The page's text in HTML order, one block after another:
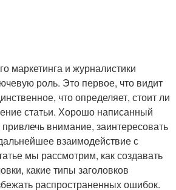
маркетинга и журналистики
роль. Это первое, что видит
что определяет, стоит ли
статьи. Хорошо написанный
внимание, заинтересовать
взаимодействие с
мы рассмотрим, как создавать
какие типы заголовков
распространенных ошибок.